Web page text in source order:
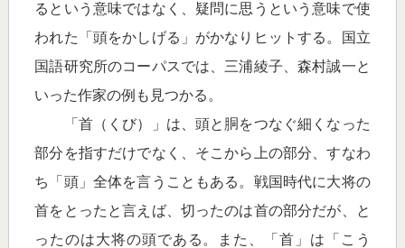
るという意味ではなく、疑問に思うという意味で使
われた「頭をかしげる」がかなりヒットする。国立
国語研究所のコーパスでは、三浦綾子、森村誠一と
いった作家の例も見つかる。
「首（くび）」は、頭と胴をつなぐ細くなった
部分を指すだけでなく、そこから上の部分、すなわ
ち「頭」全体を言うこともある。戦国時代に大将の
首をとったと言えば、切ったのは首の部分だが、と
ったのは大将の頭である。また、「首」は「こう